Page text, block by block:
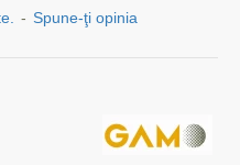
- Spune-ţi opinia